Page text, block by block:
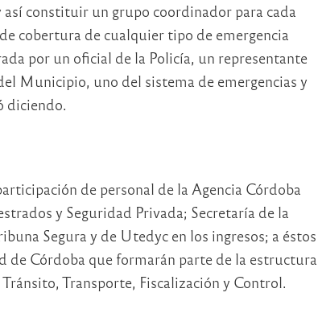
constituir un grupo coordinador para cada
cobertura de cualquier tipo de emergencia
por un oficial de la Policía, un representante
Municipio, uno del sistema de emergencias y
diciendo.
de personal de la Agencia Córdoba
y Seguridad Privada; Secretaría de la
Segura y de Utedyc en los ingresos; a éstos
de Córdoba que formarán parte de la estructura
Transporte, Fiscalización y Control.